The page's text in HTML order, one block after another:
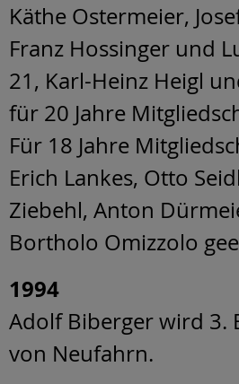
Käthe Ostermeier,
Franz Hossinger und
21, Karl-Heinz Heigl
für 20 Jahre
Für 18 Jahre
Erich Lankes, Otto
Ziebehl, Anton
Bortholo Omizzolo
1994
Adolf Biberger wird 3.
von Neufahrn.